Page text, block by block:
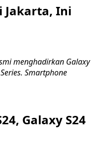
Jakarta, Ini
menghadirkan Galaxy
Smartphone
Galaxy S24